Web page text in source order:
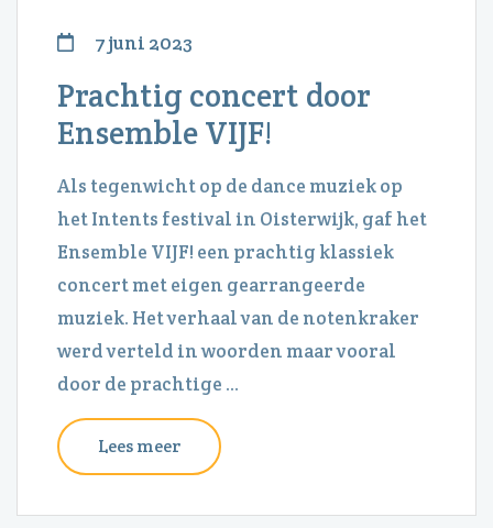
7 juni 2023
Prachtig concert door
Ensemble VIJF!
Als tegenwicht op de dance muziek op
het Intents festival in Oisterwijk, gaf het
Ensemble VIJF! een prachtig klassiek
concert met eigen gearrangeerde
muziek. Het verhaal van de notenkraker
werd verteld in woorden maar vooral
door de prachtige ...
Lees meer